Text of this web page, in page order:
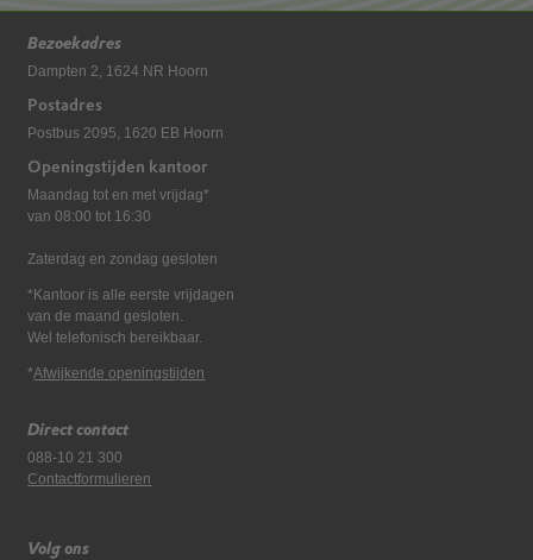
Bezoekadres
Dampten 2, 1624 NR Hoorn
Postadres
Postbus 2095, 1620 EB Hoorn
Openingstijden kantoor
Maandag tot en met vrijdag*
van 08:00 tot 16:30
Zaterdag en zondag gesloten
*Kantoor is alle eerste vrijdagen
van de maand gesloten.
Wel telefonisch bereikbaar.
*Afwijkende openingstijden
Direct contact
088-10 21 300
Contactformulieren
Volg ons